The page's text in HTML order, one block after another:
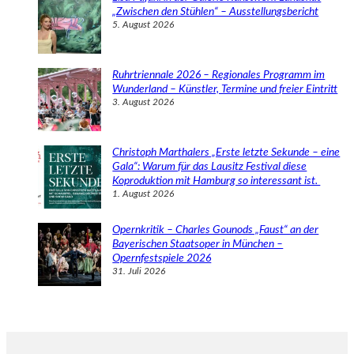
„Zwischen den Stühlen“ – Ausstellungsbericht
5. August 2026
Ruhrtriennale 2026 – Regionales Programm im
Wunderland – Künstler, Termine und freier Eintritt
3. August 2026
Christoph Marthalers „Erste letzte Sekunde – eine
Gala“: Warum für das Lausitz Festival diese
Koproduktion mit Hamburg so interessant ist.
1. August 2026
Opernkritik – Charles Gounods „Faust“ an der
Bayerischen Staatsoper in München –
Opernfestspiele 2026
31. Juli 2026